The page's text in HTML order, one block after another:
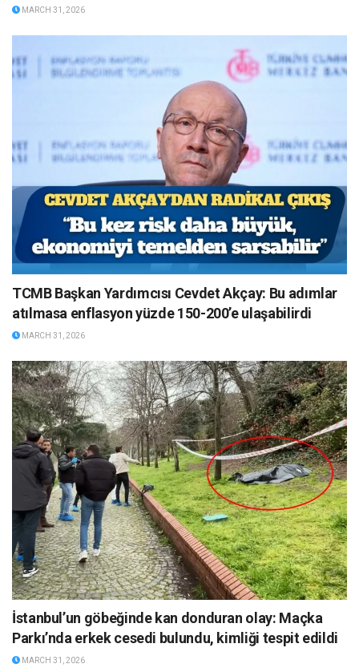
MARCH 31, 2026
TCMB Başkan Yardımcısı Cevdet Akçay: Bu adımlar
atılmasa enflasyon yüzde 150-200’e ulaşabilirdi
MARCH 31, 2026
İstanbul’un göbeğinde kan donduran olay: Maçka
Parkı’nda erkek cesedi bulundu, kimliği tespit edildi
MARCH 31, 2026